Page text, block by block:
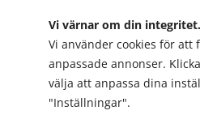
Vi värnar om din integritet.
Vi använder cookies för
anpassade annonser.
välja att anpassa dina
"Inställningar".